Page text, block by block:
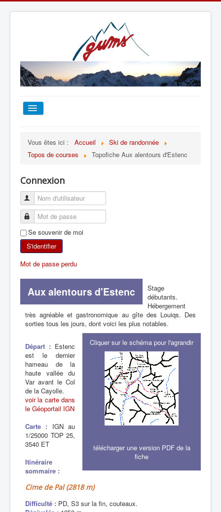
TOUT SUR LE GUMS
ESCALADE
ALPINISME
SKI DE RANDONNÉE
RANDONNÉE SPORTIVE
Vous êtes ici : Accueil
Ski de randonnée
Topos de courses
Topofiche Aux alentours d'Estenc
Connexion
Se souvenir de moi
S'identifier
Mot de passe perdu
Aux alentours d'Estenc
Stage
débutants.
Hébergement
très agréable et gastronomique au gîte des Louiqs. Des
sorties tous les jours, dont voici les plus notables.
Cliquer sur le schéma pour l'agrandir
télécharger une version PDF de la
fiche
Départ : Estenc
est le dernier
hameau de la
haute vallée du
Var avant le Col
de la Cayolle.
voir la carte dans
le Géoportail IGN
Carte : IGN au
1/25000 TOP 25,
3540 ET
Itinéraire
sommaire :
Cime de Pal (2818 m)
Difficulté : PD, S3 sur la fin, couteaux.